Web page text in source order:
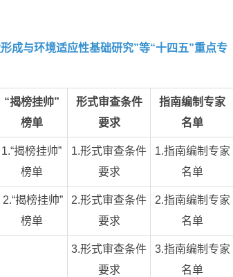
成与环境适应性基础研究”等“十四五”重点专
“揭榜挂帅”
榜单
形式审查条件
要求
指南编制专家
名单
1.“揭榜挂帅”
榜单
1.形式审查条件
要求
1.指南编制专家
名单
2.“揭榜挂帅”
榜单
2.形式审查条件
要求
2.指南编制专家
名单
3.形式审查条件
要求
3.指南编制专家
名单